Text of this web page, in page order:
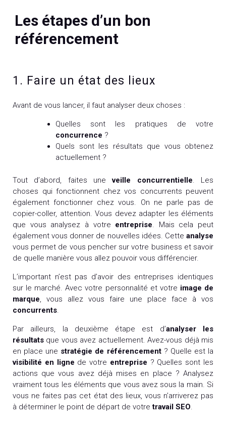
Les étapes d’un bon
référencement
1. Faire un état des lieux
Avant de vous lancer, il faut analyser deux choses :
Quelles sont les pratiques de votre
concurrence ?
Quels sont les résultats que vous obtenez
actuellement ?
Tout d’abord, faites uneveille concurrentielle . Les
choses qui fonctionnent chez vos concurrents peuvent
également fonctionner chez vous. On ne parle pas de
copier-coller, attention. Vous devez adapter les éléments
que vous analysez à votre entreprise . Mais cela peut
également vous donner de nouvelles idées. Cetteanalyse
vous permet de vous pencher sur votre business et savoir
de quelle manière vous allez pouvoir vous différencier.
L’important n’est pas d’avoir des entreprises identiques
sur le marché. Avec votre personnalité et votre image de
marque , vous allez vous faire une place face à vos
concurrents
Par ailleurs, la deuxième étape est d’analyser les
résultats que vous avez actuellement. Avez-vous déjà mis
en place une stratégie de référencement ? Quelle est la
visibilité en ligne de votre entreprise ? Quelles sont les
actions que vous avez déjà mises en place ? Analysez
vraiment tous les éléments que vous avez sous la main. Si
vous ne faites pas cet état des lieux, vous n’arriverez pas
à déterminer le point de départ de votretravail SEO